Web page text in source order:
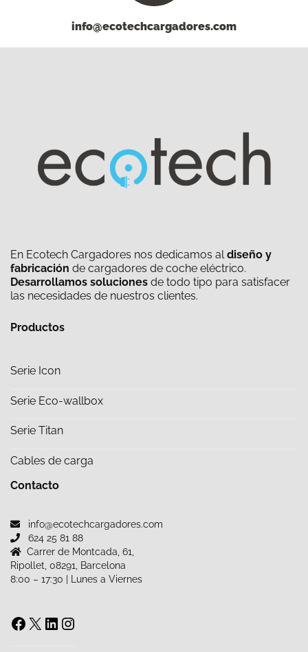
info@ecotechcargadores.com
En Ecotech Cargadores nos dedicamos aldiseño y
fabricación de cargadores de coche eléctrico.
Desarrollamos soluciones de todo tipo para satisfacer
las necesidades de nuestros clientes.
Productos
Serie Icon
Serie Eco-wallbox
Serie Titan
Cables de carga
Contacto
info@ecotechcargadores.com
624 25 81 88
Carrer de Montcada, 61,
Ripollet, 08291, Barcelona
8:00 – 17:30 | Lunes a Viernes